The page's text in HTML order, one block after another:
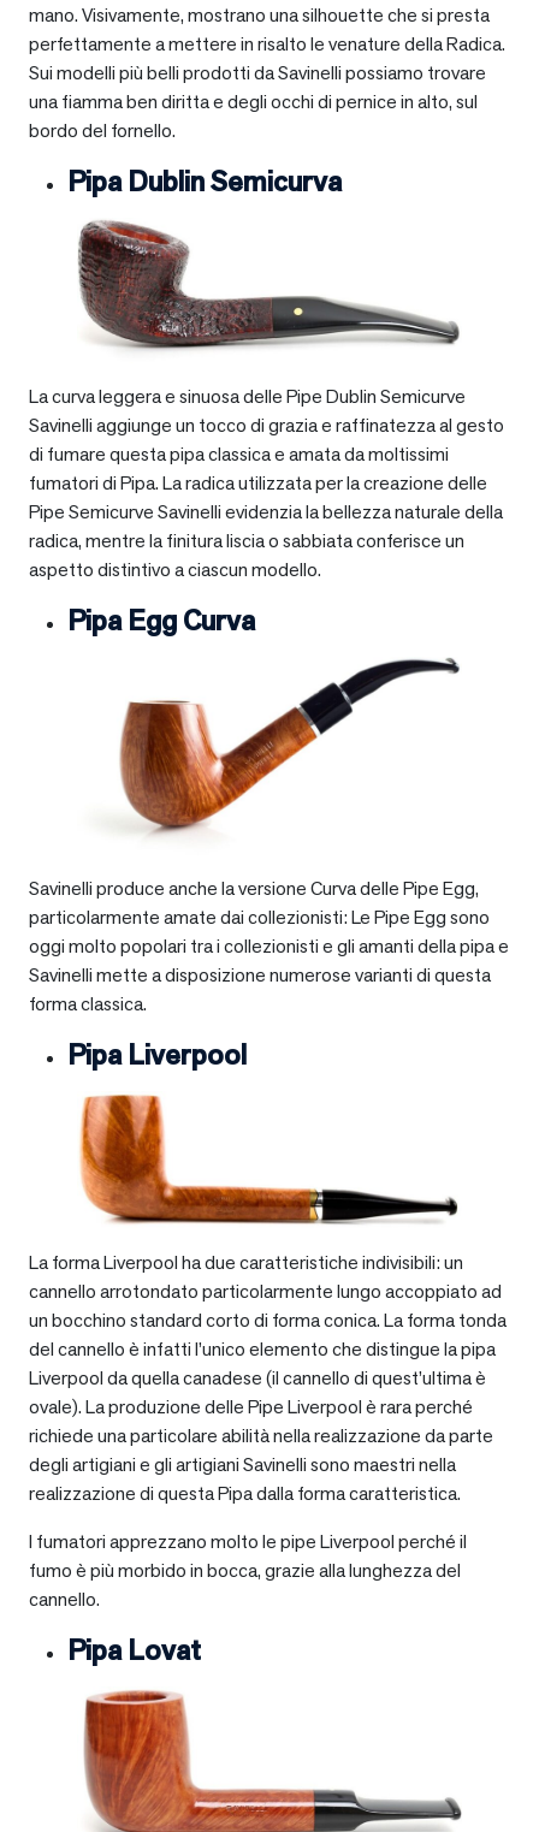
mano. Visivamente, mostrano una silhouette che si presta
perfettamente a mettere in risalto le venature della Radica.
Sui modelli più belli prodotti da Savinelli possiamo trovare
una fiamma ben diritta e degli occhi di pernice in alto, sul
bordo del fornello.
Pipa Dublin Semicurva
La curva leggera e sinuosa delle Pipe Dublin Semicurve
Savinelli aggiunge un tocco di grazia e raffinatezza al gesto
di fumare questa pipa classica e amata da moltissimi
fumatori di Pipa. La radica utilizzata per la creazione delle
Pipe Semicurve Savinelli evidenzia la bellezza naturale della
radica, mentre la finitura liscia o sabbiata conferisce un
aspetto distintivo a ciascun modello.
Pipa Egg Curva
Savinelli produce anche la versione Curva delle Pipe Egg,
particolarmente amate dai collezionisti: Le Pipe Egg sono
oggi molto popolari tra i collezionisti e gli amanti della pipa e
Savinelli mette a disposizione numerose varianti di questa
forma classica.
Pipa Liverpool
La forma Liverpool ha due caratteristiche indivisibili: un
cannello arrotondato particolarmente lungo accoppiato ad
un bocchino standard corto di forma conica. La forma tonda
del cannello è infatti l’unico elemento che distingue la pipa
Liverpool da quella canadese (il cannello di quest’ultima è
ovale). La produzione delle Pipe Liverpool è rara perché
richiede una particolare abilità nella realizzazione da parte
degli artigiani e gli artigiani Savinelli sono maestri nella
realizzazione di questa Pipa dalla forma caratteristica.
I fumatori apprezzano molto le pipe Liverpool perché il
fumo è più morbido in bocca, grazie alla lunghezza del
cannello.
Pipa Lovat